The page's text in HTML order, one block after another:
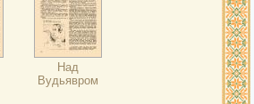
Над
Вудьявром